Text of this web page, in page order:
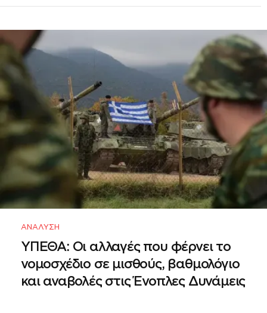
ΑΝΆΛΥΣΗ
ΥΠΕΘΑ: Οι αλλαγές που φέρνει το
νομοσχέδιο σε μισθούς, βαθμολόγιο
και αναβολές στις Ένοπλες Δυνάμεις